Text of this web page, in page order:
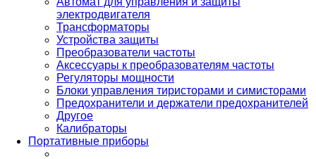
электродвигателя
Трансформаторы
Устройства защиты
Преобразователи частоты
Аксессуары к преобразователям частоты
Регуляторы мощности
Блоки управления тиристорами и симисторами
Предохранители и держатели предохранителей
Другое
Калибраторы
Портативные приборы